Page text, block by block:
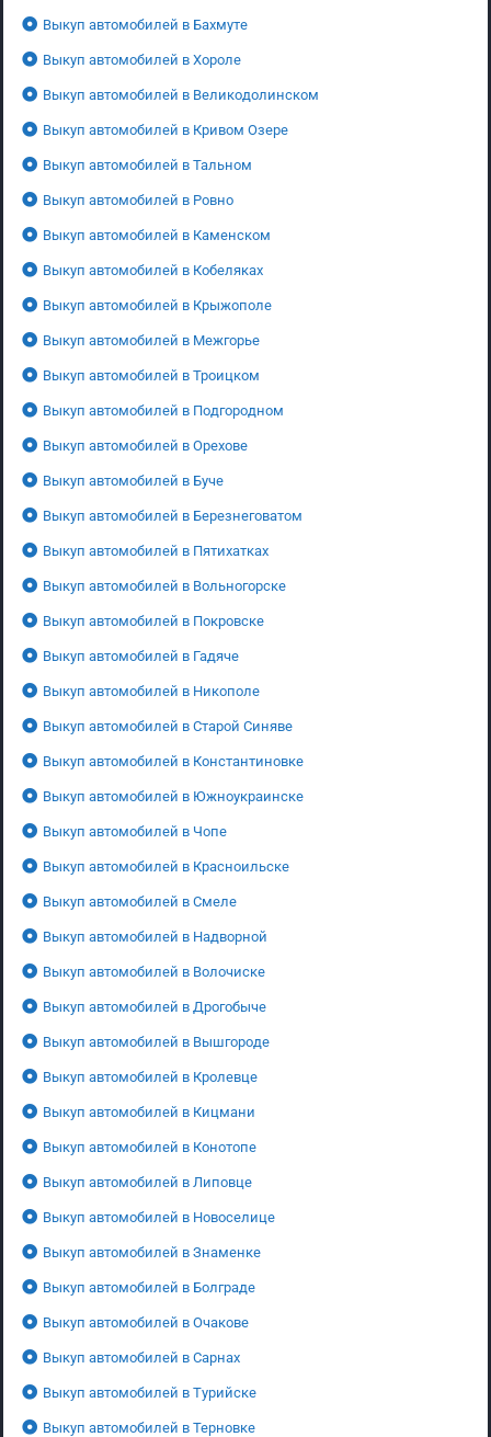
Выкуп автомобилей в Бахмуте
Выкуп автомобилей в Хороле
Выкуп автомобилей в Великодолинском
Выкуп автомобилей в Кривом Озере
Выкуп автомобилей в Тальном
Выкуп автомобилей в Ровно
Выкуп автомобилей в Каменском
Выкуп автомобилей в Кобеляках
Выкуп автомобилей в Крыжополе
Выкуп автомобилей в Межгорье
Выкуп автомобилей в Троицком
Выкуп автомобилей в Подгородном
Выкуп автомобилей в Орехове
Выкуп автомобилей в Буче
Выкуп автомобилей в Березнеговатом
Выкуп автомобилей в Пятихатках
Выкуп автомобилей в Вольногорске
Выкуп автомобилей в Покровске
Выкуп автомобилей в Гадяче
Выкуп автомобилей в Никополе
Выкуп автомобилей в Старой Синяве
Выкуп автомобилей в Константиновке
Выкуп автомобилей в Южноукраинске
Выкуп автомобилей в Чопе
Выкуп автомобилей в Красноильске
Выкуп автомобилей в Смеле
Выкуп автомобилей в Надворной
Выкуп автомобилей в Волочиске
Выкуп автомобилей в Дрогобыче
Выкуп автомобилей в Вышгороде
Выкуп автомобилей в Кролевце
Выкуп автомобилей в Кицмани
Выкуп автомобилей в Конотопе
Выкуп автомобилей в Липовце
Выкуп автомобилей в Новоселице
Выкуп автомобилей в Знаменке
Выкуп автомобилей в Болграде
Выкуп автомобилей в Очакове
Выкуп автомобилей в Сарнах
Выкуп автомобилей в Турийске
Выкуп автомобилей в Терновке